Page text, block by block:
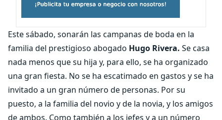
Este sábado, sonarán las campanas de boda en la
familia del prestigioso abogado Hugo Rivera. Se casa
nada menos que su hija y, para ello, se ha organizado
una gran fiesta. No se ha escatimado en gastos y se ha
invitado a un gran número de personas. Por su
puesto, a la familia del novio y de la novia, y los amigos
de ambos. Como también a los jefes y a un número